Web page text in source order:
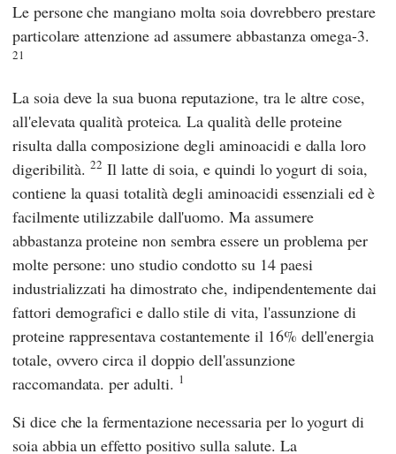
Le persone che mangiano molta soia dovrebbero prestare
particolare attenzione ad assumere abbastanza omega-3.
21
La soia deve la sua buona reputazione, tra le altre cose,
all'elevata qualità proteica. La qualità delle proteine
risulta dalla composizione degli aminoacidi e dalla loro
digeribilità.22 Il latte di soia, e quindi lo yogurt di soia,
contiene la quasi totalità degli aminoacidi essenziali ed è
facilmente utilizzabile dall'uomo. Ma assumere
abbastanza proteine non sembra essere un problema per
molte persone: uno studio condotto su 14 paesi
industrializzati ha dimostrato che, indipendentemente dai
fattori demografici e dallo stile di vita, l'assunzione di
proteine rappresentava costantemente il 16% dell'energia
totale, ovvero circa il doppio dell'assunzione
raccomandata. per adulti. 1
Si dice che la fermentazione necessaria per lo yogurt di
soia abbia un effetto positivo sulla salute. La